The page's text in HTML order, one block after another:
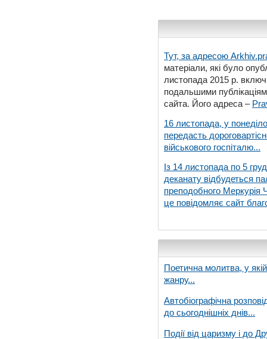
Тут, за адресою
матеріали, які було
листопада 2015 р.
подальшими
сайта. Його адреса –
16 листопада, у
передасть
військового госпіталю...
Із 14 листопада по 5
деканату відбудеться
преподобного Меркурія
це повідомляє сайт
Поетична молитва, у
жанру...
Автобіографічна
до сьогоднішніх днів...
Події від царизму і до